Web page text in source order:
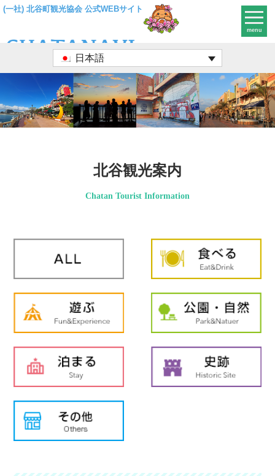
(一社) 北谷町観光協会 公式WEBサイト
日本語
menu
北谷観光案内
Chatan Tourist Information